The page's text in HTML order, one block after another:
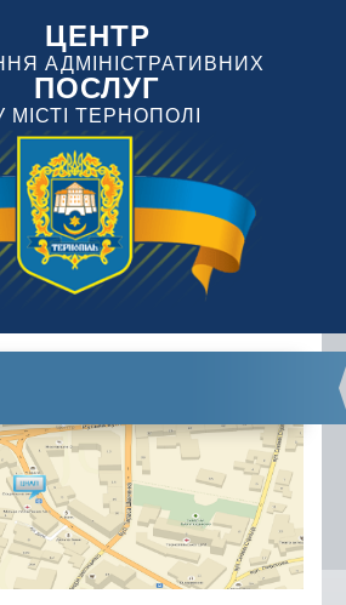
ЦЕНТР
АДМІНІСТРАТИВНИХ
ПОСЛУГ
МІСТІ ТЕРНОПОЛІ